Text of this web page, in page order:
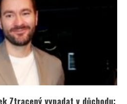
Ztracený vypadat v důchodu: